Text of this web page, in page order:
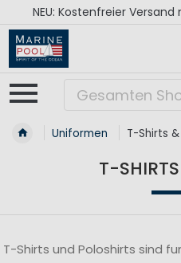
NEU: Kostenfreier
Uniformen T-Shirts
T-
T-Shirts und Poloshirts sind